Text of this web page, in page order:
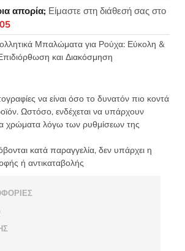
απορία; Είμαστε στη διάθεσή σας στο
Μπαλώματα για Ρούχα: Εύκολη &
και Διακόσμηση
να είναι όσο το δυνατόν πιο κοντά
Ωστόσο, ενδέχεται να υπάρχουν
χρώματα λόγω των ρυθμίσεων της
κατά παραγγελία, δεν υπάρχει η
ή αντικαταβολής